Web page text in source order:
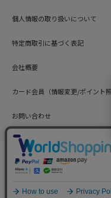
個人情報の取り扱いについて
特定商取引に基づく表記
会社概要
カード会員（情報変更/ポイント
お問い合わせ
Copyright ©